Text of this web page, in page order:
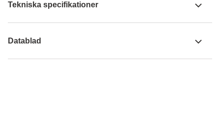
Tekniska specifikationer
Datablad